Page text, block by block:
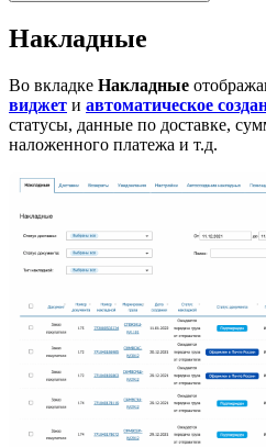
Накладные
Во вкладке Накладные
виджет и автоматическое
статусы, данные по доставке,
наложенного платежа и т.д.